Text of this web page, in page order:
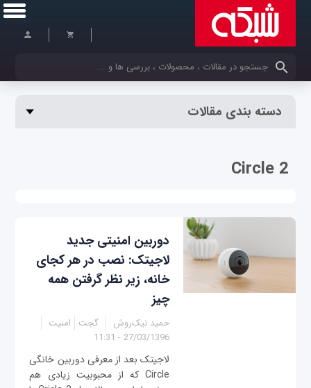
کلمات کلیدی خود را وارد کنید
دسته بندی مقالات
Circle 2
دوربین امنیتی جدید
لاجیتک: نصب در هر کجای
خانه، زیر نظر گرفتن همه
چیز
حمید نیک‌روش گجت
امنیت
27/03/1396 - 11:31
لاجیتک بعد از معرفی دوربین خانگی
Circle که از محبوبیت زیادی هم